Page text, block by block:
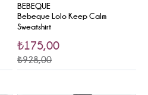
BEBEQUE
Bebeque Lolo Keep Calm
Sweatshirt
₺175,00
₺928,00